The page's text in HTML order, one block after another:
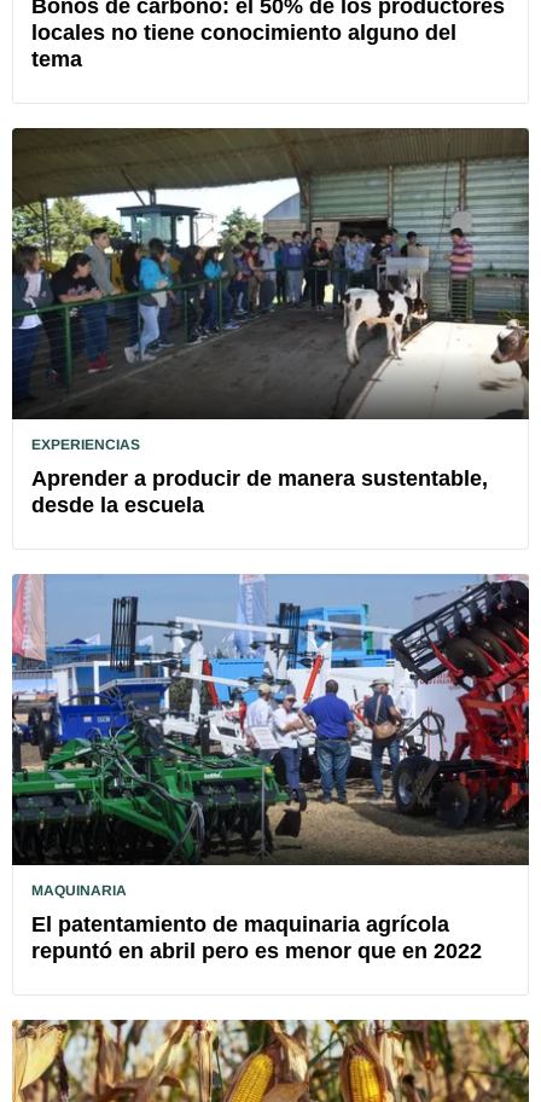
Bonos de carbono: el 50% de los productores
locales no tiene conocimiento alguno del
tema
EXPERIENCIAS
Aprender a producir de manera sustentable,
desde la escuela
MAQUINARIA
El patentamiento de maquinaria agrícola
repuntó en abril pero es menor que en 2022